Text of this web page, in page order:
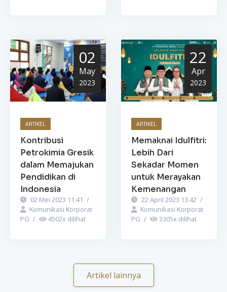
02
May
2023
ARTIKEL
Kontribusi
Petrokimia Gresik
dalam Memajukan
Pendidikan di
Indonesia
02 Mei 2023 11:41 /
Komunikasi Korporat
PG / 4502x dilihat
22
Apr
2023
ARTIKEL
Memaknai Idulfitri:
Lebih Dari
Sekadar Momen
untuk Merayakan
Kemenangan
22 April 2023 13:42 /
Komunikasi Korporat
PG / 3305x dilihat
Artikel lainnya